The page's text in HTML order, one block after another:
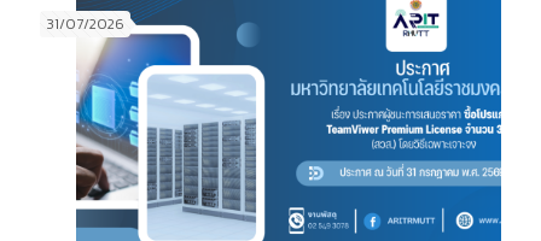
31/07/2026